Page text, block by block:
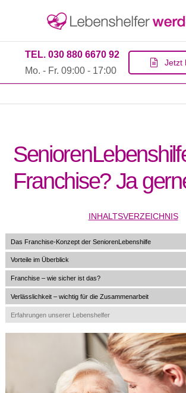
TEL. 030 880 6670 92
Mo. - Fr. 09:00 - 17:00
Jetzt
Franchise? Ja
INHALTSVERZEICHNIS
Das Franchise-Konzept der SeniorenLebenshilfe
Vorteile im Überblick
Franchise – wie sicher ist das?
Verlässlichkeit – wichtig für die Zusammenarbeit
Erfahrungen unserer Lebenshelfer